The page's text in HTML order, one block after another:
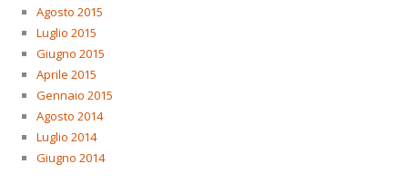
Agosto 2015
Luglio 2015
Giugno 2015
Aprile 2015
Gennaio 2015
Agosto 2014
Luglio 2014
Giugno 2014